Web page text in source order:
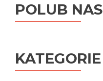
POLUB NAS
KATEGORIE